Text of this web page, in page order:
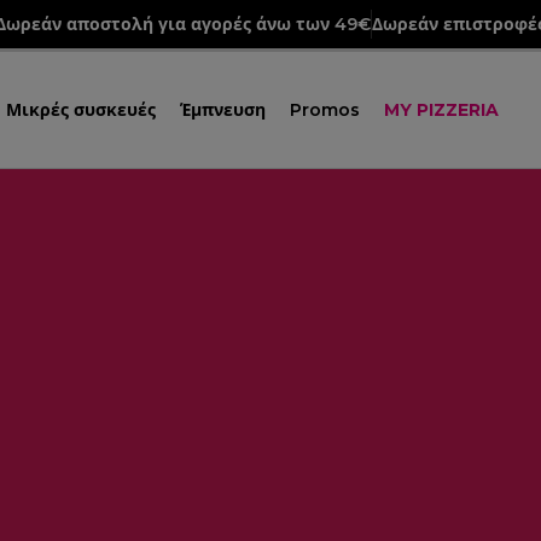
αποστολή για αγορές άνω των 49€Δωρεάν
Μικρές συσκευές Έμπνευση Promos MY PIZZERIA